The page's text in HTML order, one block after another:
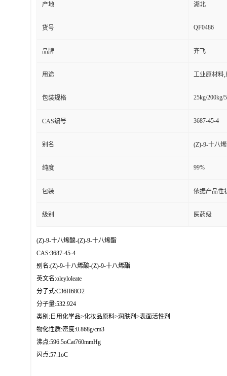
产地 湖北
货号 QF0486
品牌 齐飞
用途 工业原材料
包装规格 25kg/200kg/
CAS编号 3687-45-4
别名 (Z)-9-十八
纯度 99%
包装 依据产品性
级别 医药级
(Z)-9-十八烯酸-(Z)-9-十八烯酯
CAS:3687-45-4
别名:(Z)-9-十八烯酸-(Z)-9-十八烯酯
英文名:oleyloleate
分子式:C36H68O2
分子量:532.924
类别:日用化学品>化妆品原料>润肤剂>表面活性剂
物化性质:密度:0.868g/cm3
沸点:596.5oCat760mmHg
闪点:57.1oC